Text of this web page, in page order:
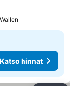
Katso hinnat